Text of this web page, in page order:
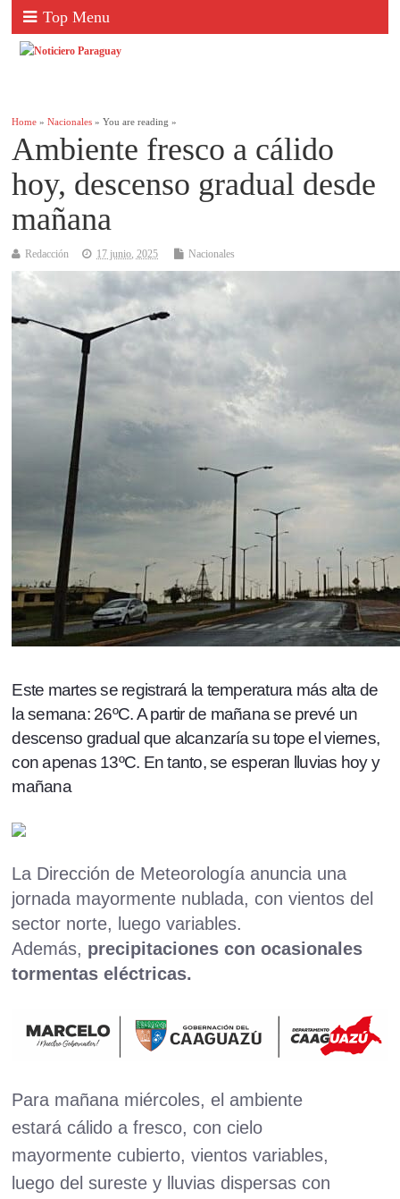
Top Menu
Home »Nacionales » You are reading »
Ambiente fresco a cálido
hoy, descenso gradual desde
mañana
Redacción 17 junio, 2025 Nacionales
Este martes se registrará la temperatura más alta de
la semana: 26ºC. A partir de mañana se prevé un
descenso gradual que alcanzaría su tope el viernes,
con apenas 13ºC. En tanto, se esperan lluvias hoy y
mañana
La Dirección de Meteorología anuncia una
jornada mayormente nublada, con vientos del
sector norte, luego variables.
Además, precipitaciones con ocasionales
tormentas eléctricas.
Para mañana miércoles, el ambiente
estará cálido a fresco, con cielo
mayormente cubierto, vientos variables,
luego del sureste y lluvias dispersas con